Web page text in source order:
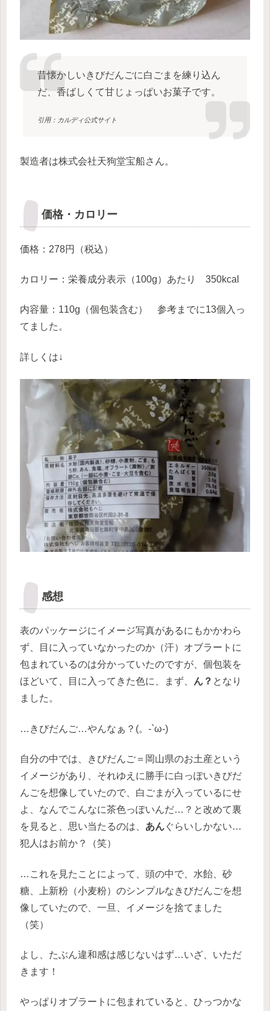
昔懐かしいきびだんごに白ごまを練り込ん
だ、香ばしくて甘じょっぱいお菓子です。
引用：カルディ公式サイト
製造者は株式会社天狗堂宝船さん。
価格・カロリー
価格：278円（税込）
カロリー：栄養成分表示（100g）あたり 350kcal
内容量：110g（個包装含む） 参考までに13個入っ
てました。
詳しくは↓
感想
表のパッケージにイメージ写真があるにもかかわら
ず、目に入っていなかったのか（汗）オブラートに
包まれているのは分かっていたのですが、個包装を
ほどいて、目に入ってきた色に、まず、
ん？ となり
ました。
…きびだんご…やんなぁ？(。-`ω-)
自分の中では、きびだんご＝岡山県のお土産という
イメージがあり、それゆえに勝手に白っぽいきびだ
んごを想像していたので、白ごまが入っているにせ
よ、なんでこんなに茶色っぽいんだ…？と改めて裏
を見ると、思い当たるのは、 あんぐらいしかない…
犯人はお前か？（笑）
…これを見たことによって、頭の中で、水飴、砂
糖、上新粉（小麦粉）のシンプルなきびだんごを想
像していたので、一旦、イメージを捨てました
（笑）
よし、たぶん違和感は感じないはず…いざ、いただ
きます！
やっぱりオブラートに包まれていると、ひっつかな